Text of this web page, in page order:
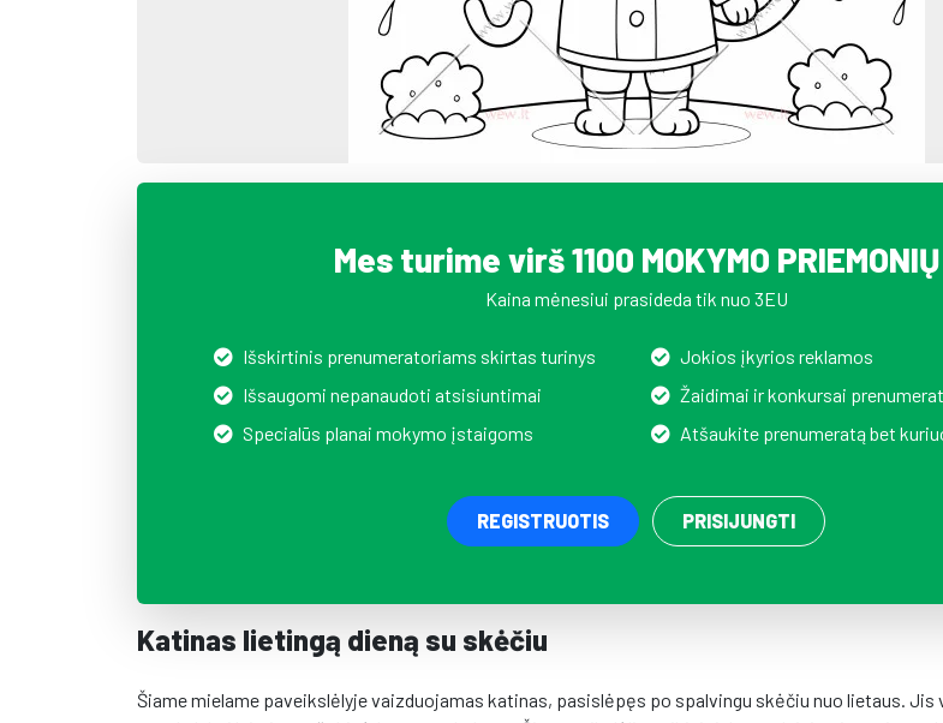
Mes turime virš 1100 MOKYMO PRIEMONIŲ
Kaina mėnesiui prasideda tik nuo 3EU
Išskirtinis prenumeratoriams skirtas turinys
Išsaugomi nepanaudoti atsisiuntimai
Specialūs planai mokymo įstaigoms
Jokios įkyrios reklamos
Žaidimai ir konkursai
Atšaukite prenumeratą bet
REGISTRUOTIS PRISIJUNGTI
Katinas lietingą dieną su skėčiu
Šiame mielame paveikslėlyje vaizduojamas katinas, pasislėpęs po spalvingu skėčiu nuo lietaus. Jis